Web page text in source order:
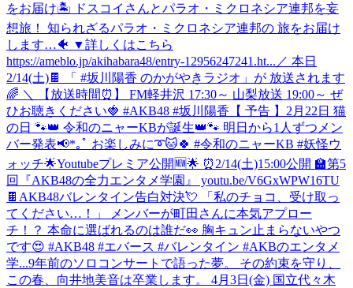
をお届け🏝️ ドスコイさんとパラオ・ミクロネシア連邦を妄
想旅！ 知られざるパラオ・ミクロネシア連邦の 旅をお届け
します…🐠 ▼詳しくはこちら
https://ameblo.jp/akihabara48/entry-12956247241.ht... ／ 本日
2/14(土)🍫 「 #坂川陽香 のかがやきラジオ」が 放送されます
🌈 ＼ 【放送時間⏰】 FM軽井沢 17:30～ 山梨放送 19:00～ ぜ
ひお聴きください🍓 #AKB48 #坂川陽香 【 予告 】2月22日 猫
の日 🐾👑 令和のニャーKBが誕生👑🐾 明日から1人ずつメン
バー発表📢*｡ﾟ お楽しみに➰🐱🍀 #令和のニャーKB #妖怪ウ
ォッチ🌟Youtubeプレミア公開🆕🌟 ⏰2/14(土)15:00公開 🏫第5
回『AKB48の全力エンタメ学園』 youtu.be/V6GxWPW16TU
🍫AKB48バレンタイン告白対決💘 「私のチョコ、受け取っ
てください…！」 メンバーが町田さんに本気アプロー
チ！？ 本命に選ばれるのは誰だ👀 胸キュン止まらないやつ
です😍 #AKB48 #エバース #バレンタイン #AKBのエンタメ
学...9年前のソロコンサートで語った夢。 その約束を守り、
この春、向井地美音は卒業します。 4月3日(金) 国立代々木